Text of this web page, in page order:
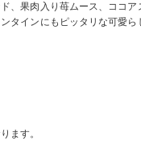
、果肉入り苺ムース、ココ
タインにもピッタリな可愛
ます。